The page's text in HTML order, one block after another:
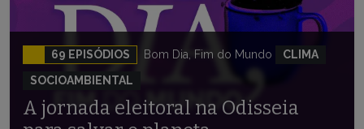
69 EPISÓDIOS Bom Dia, Fim do Mundo
CLIMA
SOCIOAMBIENTAL
A jornada eleitoral na Odisseia